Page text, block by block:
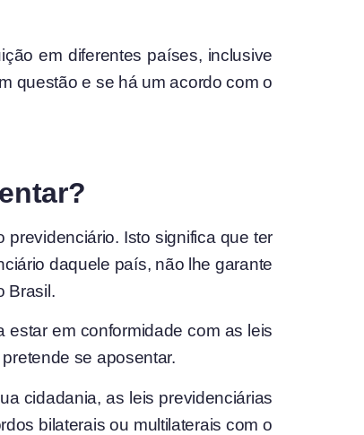
em diferentes países, inclusive
questão e se há um acordo com o
Isto significa que ter
daquele país, não lhe garante
Brasil.
estar em conformidade com as leis
se aposentar.
cidadania, as leis previdenciárias
bilaterais ou multilaterais com o